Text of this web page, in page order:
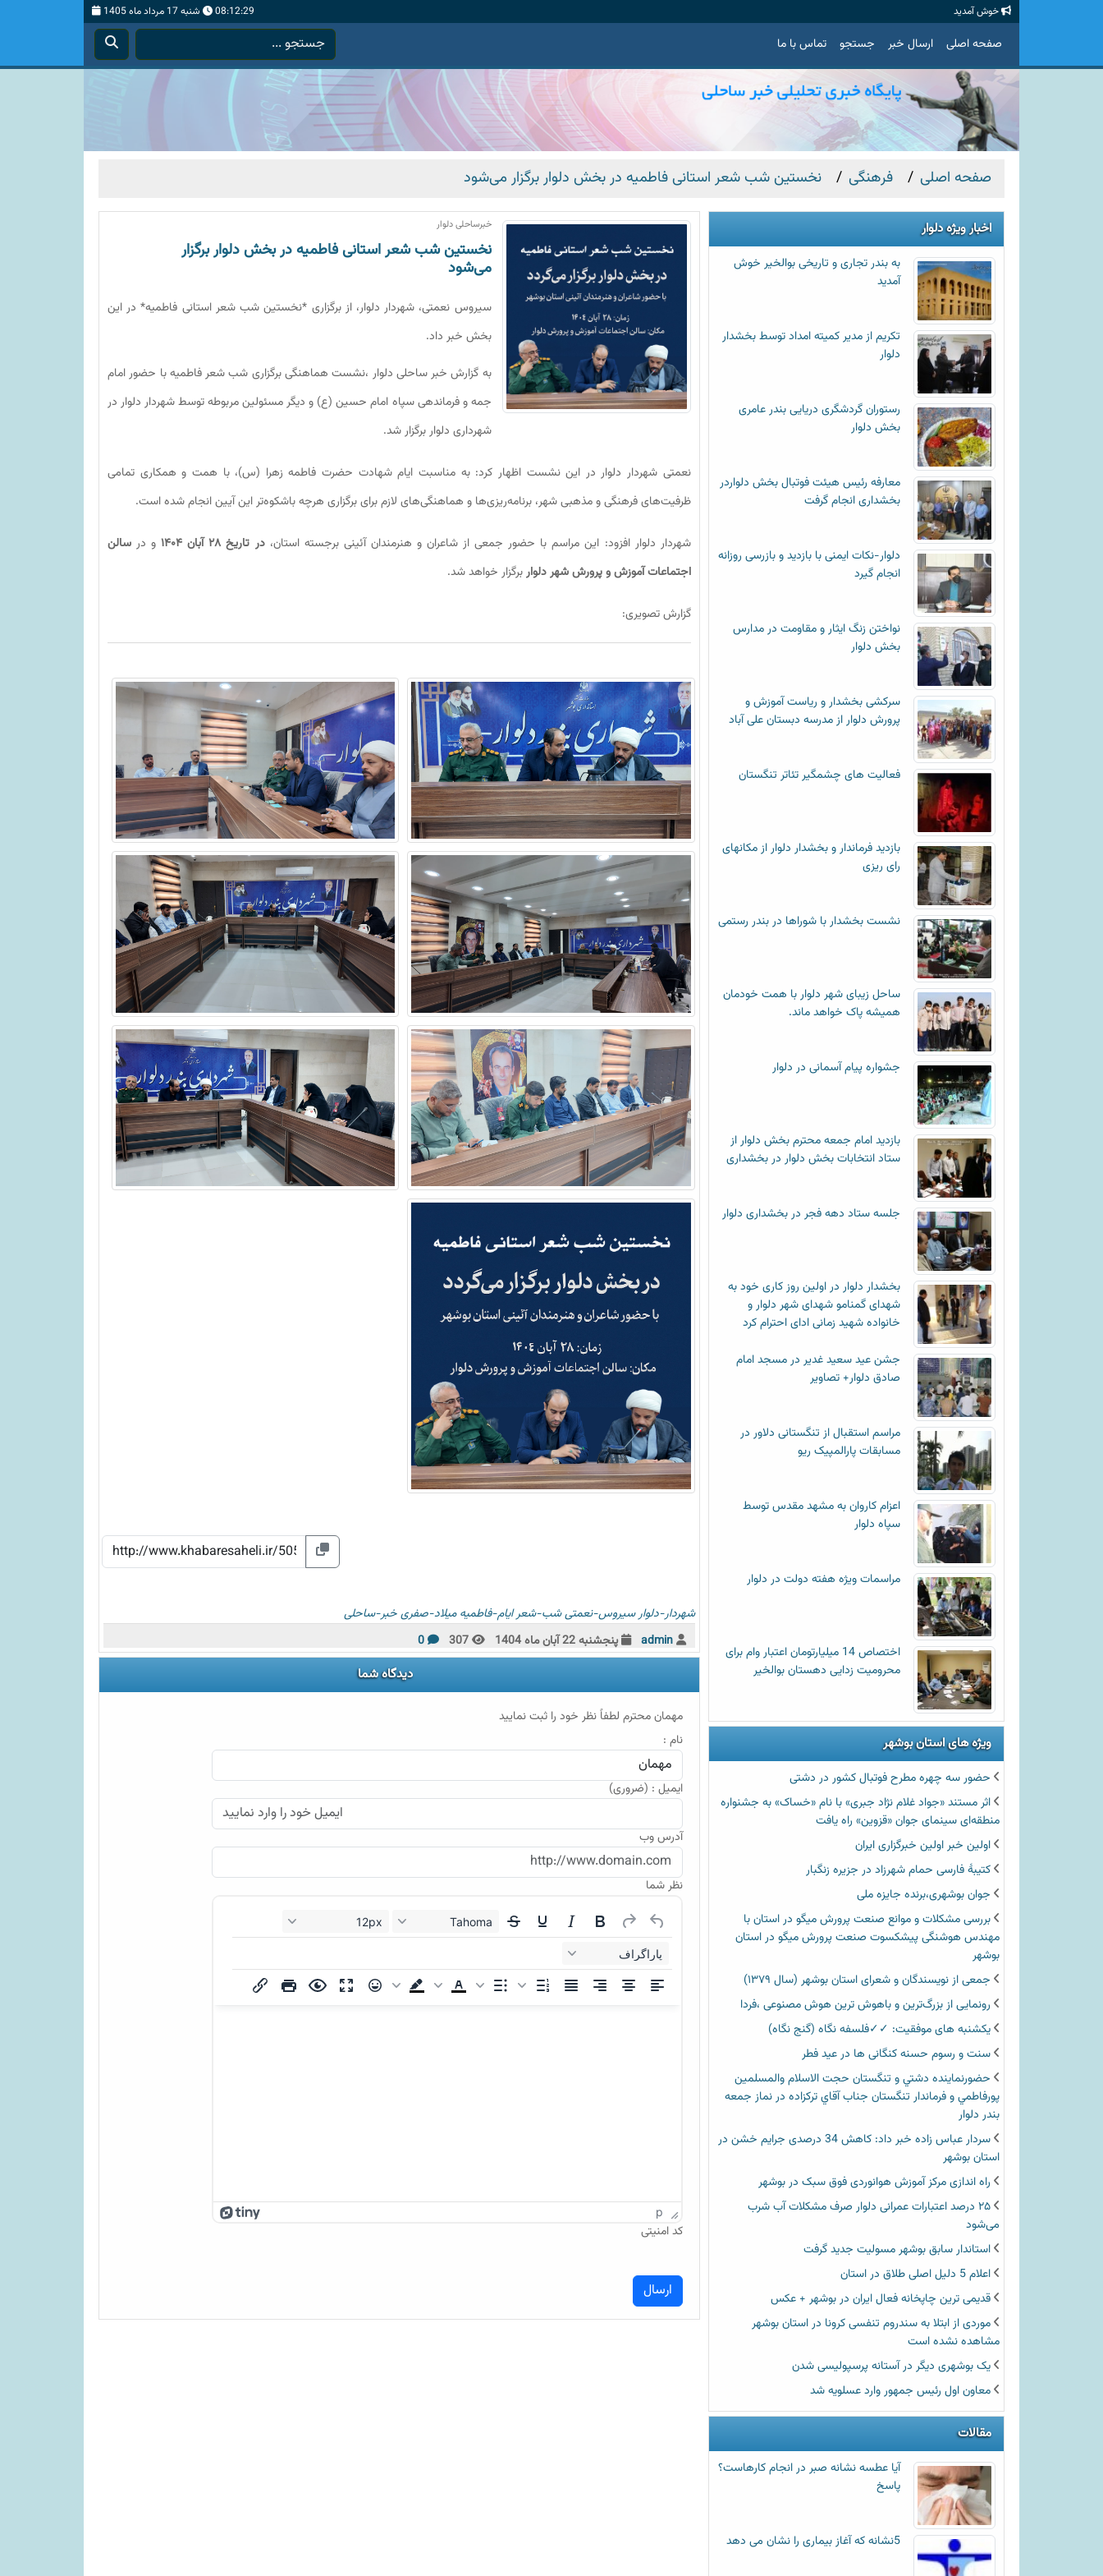
خوش آمدید 08:12:30 شنبه 17 مرداد ماه 1405
صفحه اصلی ارسال خبر جستجو تماس با ما
صفحه اصلی فرهنگی نخستین شب شعر استانی فاطمیه در بخش دلوار برگزار می‌شود
خبرساحلی دلوار
نخستین شب شعر استانی فاطمیه در بخش دلوار برگزار
می‌شود
سیروس نعمتی، شهردار دلوار، از برگزاری *نخستین شب شعر استانی فاطمیه* در این
بخش خبر داد.
به گزارش خبر ساحلی دلوار ،نشست هماهنگی برگزاری شب شعر فاطمیه با حضور امام
جمه و فرماندهی سپاه امام حسین (ع) و دیگر مسئولین مربوطه توسط شهردار دلوار در
شهرداری دلوار برگزار شد.
نعمتی شهردار دلوار در این نشست اظهار کرد: به مناسبت ایام شهادت حضرت فاطمه زهرا (س)، با همت و همکاری تمامی
ظرفیت‌های فرهنگی و مذهبی شهر، برنامه‌ریزی‌ها و هماهنگی‌های لازم برای برگزاری هرچه باشکوه‌تر این آیین انجام شده است.
شهردار دلوار افزود: این مراسم با حضور جمعی از شاعران و هنرمندان آئینی برجسته استان،در تاریخ ۲۸ آبان ۱۴۰۴ و در سالن
اجتماعات آموزش و پرورش شهر دلواربرگزار خواهد شد.
گزارش تصویری:
شهردار-دلوارسیروس-نعمتیشب-شعرایام-فاطمیه میلاد-صفریخبر-ساحلی
admin
پنجشنبه 22 آبان ماه 1404 307
0
دیدگاه شما
مهمان محترم لطفاً نظر خود را ثبت نمایید
نام :
ایمیل : (ضروری)
آدرس وب
نظر شما
Tahoma
12px
پاراگراف
p
کد امنیتی
اخبار ویژه دلوار
به بندر تجاری و تاریخی بوالخیر خوش
آمدید
تکریم از مدیر کمیته امداد توسط بخشدار
دلوار
رستوران گردشگری دریایی بندر عامری
بخش دلوار
معارفه رئیس هیئت فوتبال بخش دلواردر
بخشداری انجام گرفت
دلوار-نکات ایمنی با بازدید و بازرسی روزانه
انجام گیرد
نواختن زنگ ایثار و مقاومت در مدارس
بخش دلوار
سرکشی بخشدار و ریاست آموزش و
پرورش دلوار از مدرسه دبستان علی آباد
فعالیت های چشمگیر تئاتر تنگستان
بازدید فرماندار و بخشدار دلوار از مکانهای
رای ریزی
نشست بخشدار با شوراها در بندر رستمی
ساحل زیبای شهر دلوار با همت خودمان
همیشه پاک خواهد ماند.
جشواره پیام آسمانی در دلوار
بازدید امام جمعه محترم بخش دلوار از
ستاد انتخابات بخش دلوار در بخشداری
جلسه ستاد دهه فجر در بخشداری دلوار
بخشدار دلوار در اولین روز کاری خود به
شهدای گمنامو شهدای شهر دلوار و
خانواده شهید زمانی ادای احترام کرد
جشن عید سعید غدیر در مسجد امام
صادق دلوار+ تصاویر
مراسم استقبال از تنگستانی دلاور در
مسابقات پارالمپیک ریو
اعزام کاروان به مشهد مقدس توسط
سپاه دلوار
مراسمات ویژه هفته دولت در دلوار
اختصاص 14 میلیارتومان اعتبار وام برای
محرومیت زدایی دهستان بوالخیر
ویژه های استان بوشهر
حضور سه چهره مطرح فوتبال کشور در دشتی
اثر مستند «جواد غلام نژاد جبری» با نام «خساک» به جشنواره
منطقه‌ای سینمای جوان «قزوین» راه یافت
اولین خبر اولین خبرگزاری ایران‏
کتیبۀ فارسی حمام شهرزاد در جزیره زنگبار
جوان بوشهری،برنده جایزه ملی
بررسی مشکلات و موانع صنعت پرورش میگو در استان با
مهندس هوشنگی پیشکسوت صنعت پرورش میگو در استان
بوشهر
جمعی از نویسندگان و شعرای استان بوشهر (سال ۱۳۷۹)
رونمایی از بزرگ‌ترین و باهوش ترین هوش مصنوعی ،فردا
یکشنبه های موفقیت: ✓✓فلسفه نگاه (گنج نگاه)
سنت و رسوم حسنه کنگانی ها در عید فطر
حضورنماينده دشتي و تنگستان حجت الاسلام والمسلمين
پورفاطمي و فرماندار تنگستان جناب آقاي تركزاده در نماز جمعه
بندر دلوار
سردار عباس زاده خبر داد: کاهش 34 درصدی جرایم خشن در
استان بوشهر
راه اندازی مرکز آموزش هوانوردی فوق سبک در بوشهر
۲۵ درصد اعتبارات عمرانی دلوار صرف مشکلات آب شرب
می‌شود
استاندار سابق بوشهر مسولیت جدید گرفت
اعلام 5 دلیل اصلی طلاق در استان
قدیمی ترین چاپخانه فعال ایران در بوشهر + عکس
موردی از ابتلا به سندروم تنفسی کرونا در استان بوشهر
مشاهده نشده است
یک بوشهری دیگر در آستانه پرسپولیسی شدن
معاون اول رئیس جمهور وارد عسلویه شد
مقالات
آیا عطسه‌ نشانه صبر در انجام کارهاست؟
پاسخ
5نشانه که آغاز بیماری را نشان می دهد